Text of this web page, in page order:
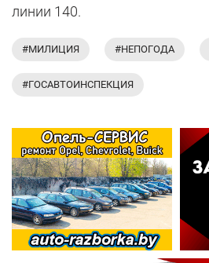
линии 140.
#МИЛИЦИЯ #НЕПОГОДА
#ГОСАВТОИНСПЕКЦИЯ